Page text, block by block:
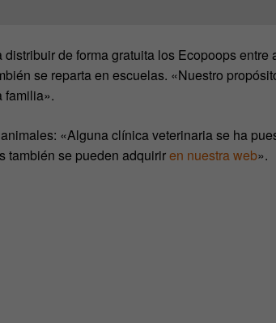
de forma gratuita los Ecopoops entre
se reparta en escuelas. «Nuestro
familia».
«Alguna clínica veterinaria se ha
también se pueden adquiriren nuestra web».